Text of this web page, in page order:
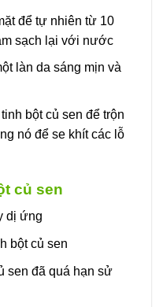
để tự nhiên từ 10
sạch lại với nước
làn da sáng mịn và
bột củ sen để trộn
nó để se khít các lỗ
củ sen
dị ứng
bột củ sen
sen đã quá hạn sử